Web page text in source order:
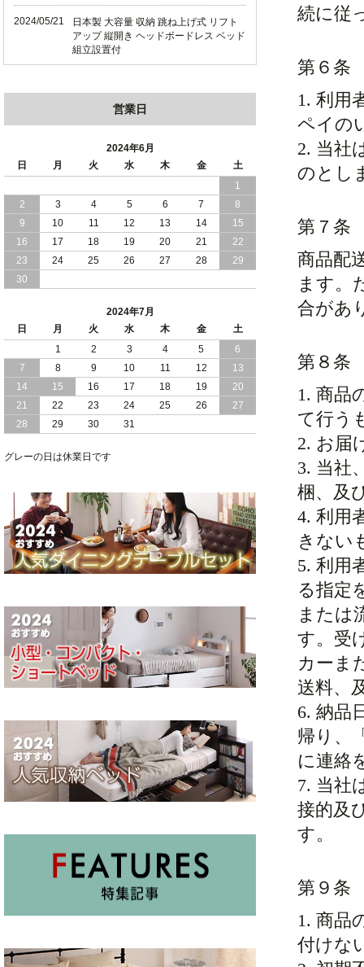
続に従
第６条
1. 利用
ペイの
2. 当社
のとし
第７条
商品配
ます。
合があ
第８条
1. 商品
て行う
2. お届
3. 当社
梱、及
4. 利用
きない
5. 利用
る指定
または
す。受
カーま
送料、
6. 納品
帰り、
に連絡
7. 当社
接的及
す。
第９条
1. 商品
付けな
2024/05/21
日本製 大容量 収納 跳ね上げ式 リフト
アップ 縦開き ヘッドボードレス ベッド
組立設置付
ド 組立設置 付き
日本製 収納 跳ね上げ式 リフトアップ
ベッド 縦開き ヘッドボード 組立設置サ
ービス付き
2024/04/23
すのこ の 床板 簡単 軽い コンパクトな
大容量 収納 跳ね上げ式 ベッド
2024/03/28
おすすめ クイーン キング ワイドキング
サイズ で 通気性ある すのこ仕様 大容
畳 仕様 で 敷き布団 が使える 引き出し
収納 付き 大容量 チェスト ベッド 日本
製 ヘッドボードなし
2024/02/23
畳 の 床面 で 敷き布団 で 寝られる 引き
出し 収納庫 付 大容量 チェスト ベッド
日本製
し 収納庫 付き チェスト ベッド 日本製
営業日
2024年6月
日
月 火 水 木 金
土
1
2
3 4 5 6 7
8
9
10 11 12 13 14
15
16
17 18 19 20 21
22
23
24 25 26 27 28
29
30
2024年7月
日
月 火 水 木 金
土
1
2 3 4 5
6
7
8 9 10 11 12
13
14
15 16 17 18 19
20
21
22 23 24 25 26
27
28
29 30 31
グレーの日は休業日です